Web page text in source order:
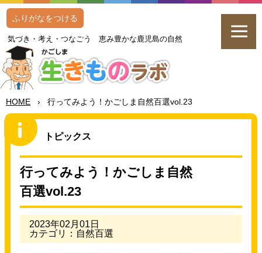
気づき・考え・つなごう恵み豊かな鹿児島の自然
ふりがなをつける
HOME › 行ってみよう！かごしま 自然百選vol.23
トピックス
行ってみよう！かごしま 自然
百選vol.23
2023年02月01日
カテゴリ：自然百選